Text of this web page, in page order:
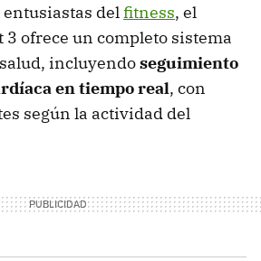
entusiastas delfitness, el
3 ofrece un completo sistema
incluyendoseguimiento
en tiempo real, con
según la actividad del